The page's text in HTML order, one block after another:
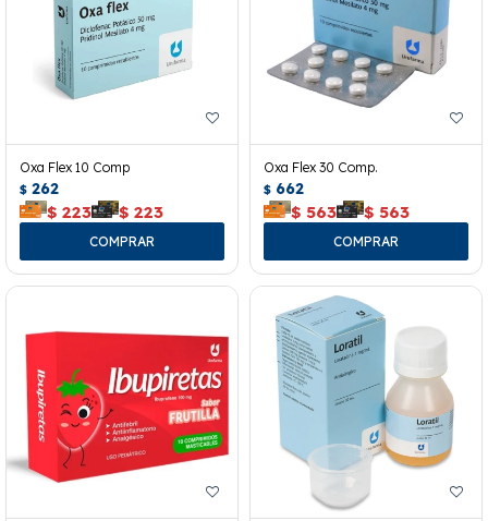
Oxa Flex 10 Comp
$ 262
$ 223 $ 223
Oxa Flex 30 Comp.
$ 662
$ 563 $ 563